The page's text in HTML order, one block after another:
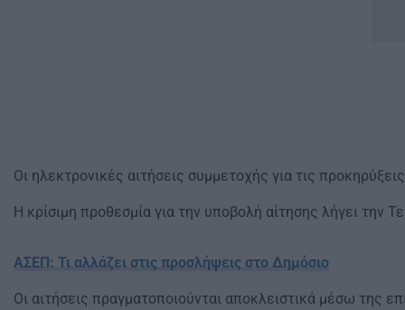
Οι ηλεκτρονικές αιτήσεις συμμετοχής για τις
Η κρίσιμη προθεσμία για την υποβολή αίτησης λήγει την
ΑΣΕΠ: Τι αλλάζει στις προσλήψεις στο Δημόσιο
Οι αιτήσεις πραγματοποιούνται αποκλειστικά μέσω της